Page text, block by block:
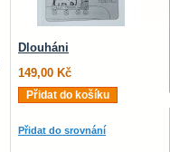
Dlouháni
149,00 Kč
Přidat do košíku
Přidat do srovnání